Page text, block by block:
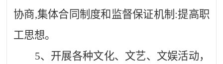
协商,集体合同制度和监督保证机制:提高职
工思想。
5、开展各种文化、文艺、文娱活动，